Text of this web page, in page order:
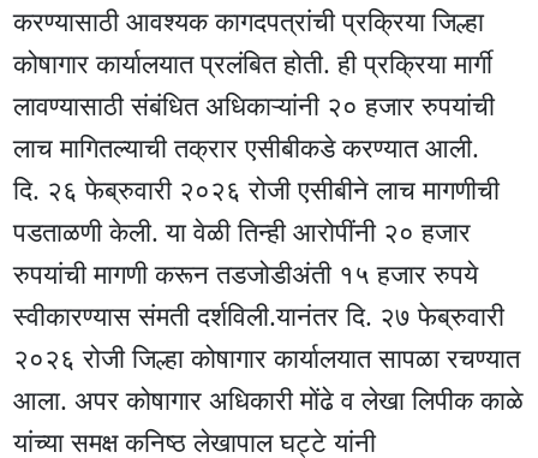
करण्यासाठी आवश्यक कागदपत्रांची प्रक्रिया जिल्हा
कोषागार कार्यालयात प्रलंबित होती. ही प्रक्रिया मार्गी
लावण्यासाठी संबंधित अधिकाऱ्यांनी २० हजार रुपयांची
लाच मागितल्याची तक्रार एसीबीकडे करण्यात आली.
दि. २६ फेब्रुवारी २०२६ रोजी एसीबीने लाच मागणीची
पडताळणी केली. या वेळी तिन्ही आरोपींनी २० हजार
रुपयांची मागणी करून तडजोडीअंती १५ हजार रुपये
स्वीकारण्यास संमती दर्शविली.यानंतर दि. २७ फेब्रुवारी
२०२६ रोजी जिल्हा कोषागार कार्यालयात सापळा रचण्यात
आला. अपर कोषागार अधिकारी मोंढे व लेखा लिपीक काळे
यांच्या समक्ष कनिष्ठ लेखापाल घट्टे यांनी